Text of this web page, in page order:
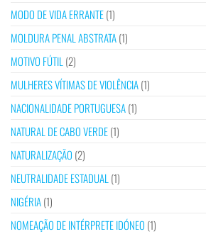
MODO DE VIDA ERRANTE(1)
MOLDURA PENAL ABSTRATA(1)
MOTIVO FÚTIL (2)
MULHERES VÍTIMAS DE VIOLÊNCIA(1)
NACIONALIDADE PORTUGUESA(1)
NATURAL DE CABO VERDE(1)
NATURALIZAÇÃO (2)
NEUTRALIDADE ESTADUAL (1)
NIGÉRIA(1)
NOMEAÇÃO DE INTÉRPRETE IDÓNEO (1)